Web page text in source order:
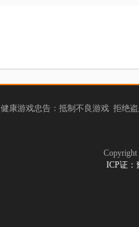
健康游戏忠告：抵制不良游戏 拒绝
ICP证：